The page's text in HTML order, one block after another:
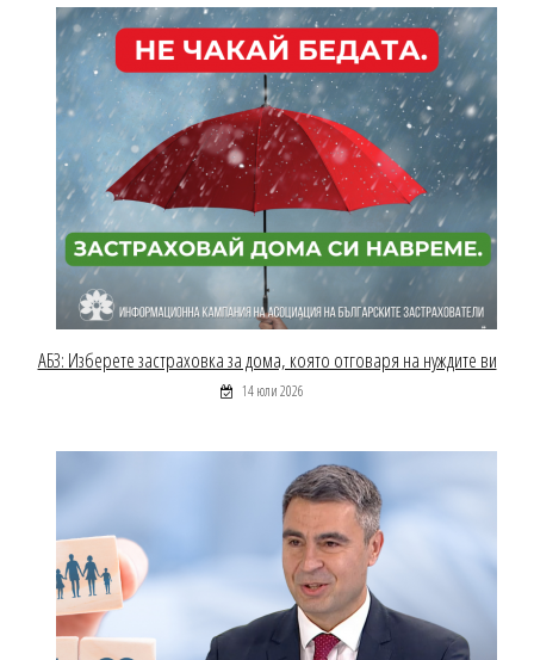
АБЗ: Изберете застраховка за дома, която отговаря на нуждите ви
14 юли 2026